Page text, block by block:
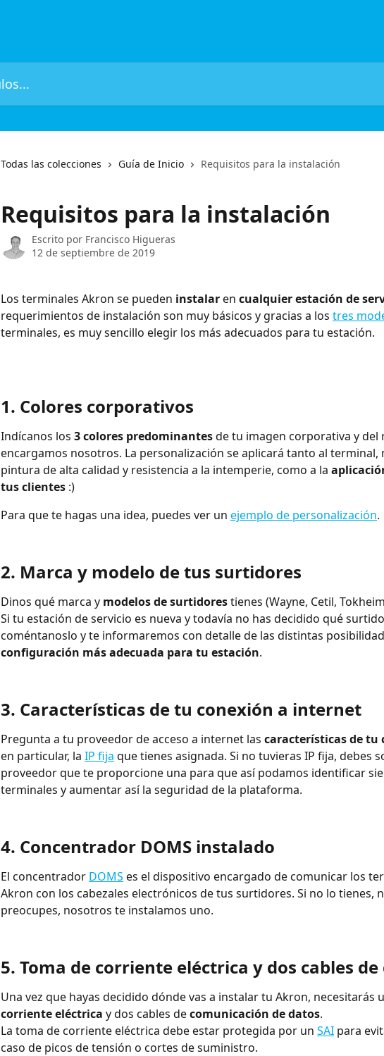
Todas las colecciones Guía de Inicio Requisitos para la instalación
Requisitos para la instalación
Escrito por Francisco Higueras
12 de septiembre de 2019
Los terminales Akron se pueden instalar en cualquier estación de
requerimientos de instalación son muy básicos y gracias a los tres
terminales, es muy sencillo elegir los más adecuados para tu estación.
1. Colores corporativos
Indícanos los 3 colores predominantes de tu imagen corporativa y del
encargamos nosotros. La personalización se aplicará tanto al terminal,
pintura de alta calidad y resistencia a la intemperie, como a la
tus clientes :)
Para que te hagas una idea, puedes ver un ejemplo de personalización.
2. Marca y modelo de tus surtidores
Dinos qué marca y modelos de surtidores tienes (Wayne, Cetil,
Si tu estación de servicio es nueva y todavía no has decidido qué
coméntanoslo y te informaremos con detalle de las distintas
configuración más adecuada para tu estación.
3. Características de tu conexión a internet
Pregunta a tu proveedor de acceso a internet las características de tu
en particular, la IP fija que tienes asignada. Si no tuvieras IP fija, debes
proveedor que te proporcione una para que así podamos identificar
terminales y aumentar así la seguridad de la plataforma.
4. Concentrador DOMS instalado
El concentrador DOMS es el dispositivo encargado de comunicar los
Akron con los cabezales electrónicos de tus surtidores. Si no lo tienes,
preocupes, nosotros te instalamos uno.
5. Toma de corriente eléctrica y dos cables
Una vez que hayas decidido dónde vas a instalar tu Akron, necesitarás
corriente eléctrica y dos cables de comunicación de datos.
La toma de corriente eléctrica debe estar protegida por un SAI para
caso de picos de tensión o cortes de suministro.